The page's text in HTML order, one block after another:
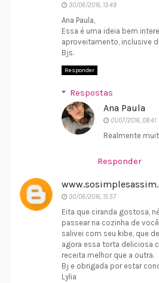
30/06/2016, 13:49
Ana Paula,
Essa é uma ideia bem
aproveitamento, inclusive
Bjs.
Responder
Respostas
Ana Paula
01/07/2016, 08:41
Realmente
Responder
30/06/2016, 15:57
Eita que ciranda gostosa,
passear na cozinha de
salivei com seu kibe, que
agora essa torta deliciosa
receita melhor que a outra.
Bj e obrigada por estar
Lylia